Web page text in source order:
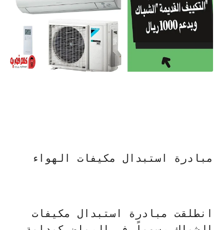
مبادرة استبدال مكيفات الهواء
انطلقت مبادرة استبدال مكيفات